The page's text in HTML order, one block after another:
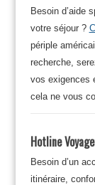
Besoin d’aide
votre séjour ?
périple
recherche,
vos exigences
cela ne vous
Hotline
Besoin d’un
itinéraire,